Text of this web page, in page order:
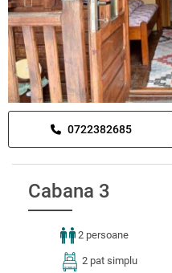
0722382685
Cabana 3
2 persoane
2 pat simplu